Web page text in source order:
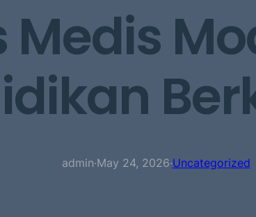
Medis
admin·May 24, 2026·Uncategorized